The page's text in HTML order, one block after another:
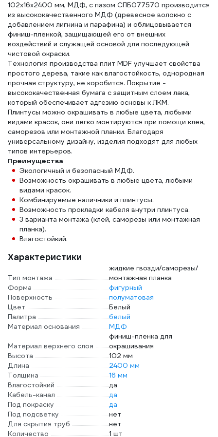
102x16x2400 мм, МДФ, с пазом СПБ077570 производится
из высококачественного МДФ (древесное волокно с
добавлением лигнина и парафина) и облицовывается
финиш-пленкой, защищающей его от внешних
воздействий и служащей основой для последующей
чистовой окраски.
Технология производства плит MDF улучшает свойства
простого дерева, такие как влагостойкость, однородная
прочная структуру, не коробится. Покрытие -
высококачественная бумага с защитным слоем лака,
который обеспечивает адгезию основы к ЛКМ.
Плинтусы можно окрашивать в любые цвета, любыми
видами красок, они легко монтируются при помощи клея,
саморезов или монтажной планки. Благодаря
универсальному дизайну, изделия подходят для любых
типов интерьеров.
Преимущества
Экологичный и безопасный МДФ.
Возможность окрашивать в любые цвета, любыми
видами красок.
Комбинируемые наличники и плинтусы.
Возможность прокладки кабеля внутри плинтуса.
3 варианта монтажа (клей, саморезы или монтажная
планка).
Влагостойкий.
Характеристики
Тип монтажа
жидкие гвозди/саморезы/
монтажная планка
Форма
фигурный
Поверхность
полуматовая
Цвет
Белый
Палитра
белый
Материал основания
МДФ
Материал верхнего слоя
финиш-пленка для
окрашивания
Высота
102 мм
Длина
2400 мм
Толщина
16 мм
Влагостойкий
да
Кабель-канал
да
Под покраску
да
Под подсветку
нет
Для скрытия труб
нет
Количество
1 шт